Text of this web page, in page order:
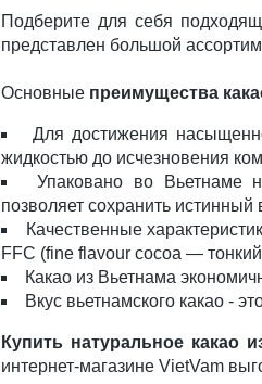
Подберите для себя
представлен большой
Основные преимущества
Для достижения
жидкостью до исчезновения
Упаковано во Вьетнаме
позволяет сохранить истинный
Качественные
FFC (fine flavour cocoa —
Какао из Вьетнама
Вкус вьетнамского какао -
Купить натуральное какао
интернет-магазине VietVam